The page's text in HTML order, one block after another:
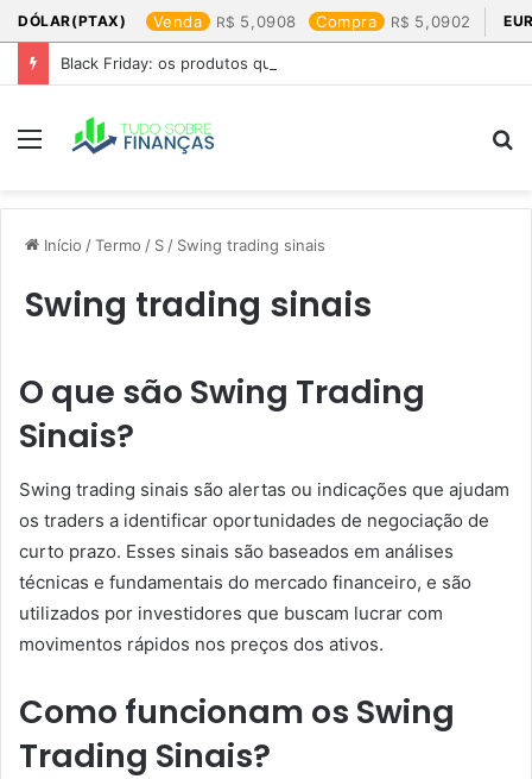
DÓLAR(PTAX) Venda 5,0908 Compra 5,0902
Black Friday: os produtos que mais valem a pena
Menu
Início /Termo / S / Swing trading sinais
Swing trading sinais
O que são Swing Trading
Sinais?
Swing trading sinais são alertas ou indicações que ajudam
os traders a identificar oportunidades de negociação de
curto prazo. Esses sinais são baseados em análises
técnicas e fundamentais do mercado financeiro, e são
utilizados por investidores que buscam lucrar com
movimentos rápidos nos preços dos ativos.
Como funcionam os Swing
Trading Sinais?